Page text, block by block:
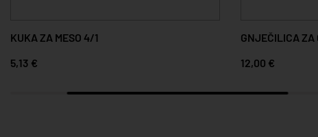
KUKA ZA MESO 4/1
5,13 €
GNJEČILICA ZA
12,00 €